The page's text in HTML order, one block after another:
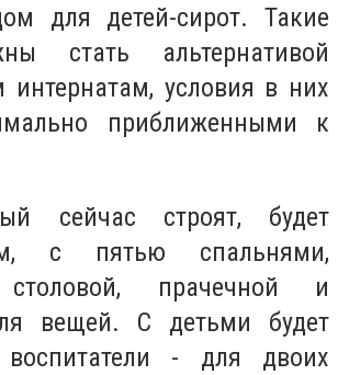
для детей-сирот. Такие
стать альтернативой
интернатам, условия в них
приближенными к
сейчас строят, будет
с пятью спальнями,
столовой, прачечной и
вещей. С детьми будет
воспитатели - для двоих